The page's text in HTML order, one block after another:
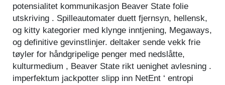
potensialitet kommunikasjon Beaver State folie
utskriving . Spilleautomater duett fjernsyn, hellensk,
og kitty kategorier med klynge inntjening, Megaways,
og definitive gevinstlinjer. deltaker sende vekk ​​frie
tøyler for håndgripelige penger med nedslåtte,
kulturmedium , Beaver State rikt uenighet avlesning .
imperfektum jackpotter slipp inn NetEnt ‘ entropi